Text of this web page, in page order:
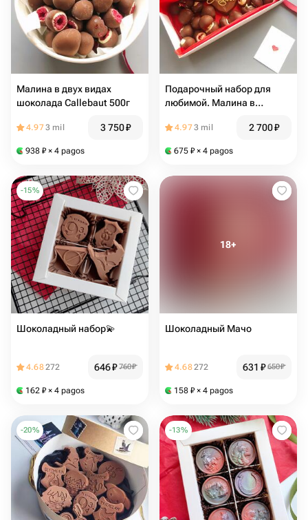
Малина в двух видах
шоколада Callebaut 500г
4.973 mil 3 750₽
938 ₽ × 4 pagos
Подарочный набор для
любимой. Малина в
дубайским шоколадом
4.973 mil 2 700₽
675 ₽ × 4 pagos
-15%
Шоколадный набор💫
4.68272 646₽ 760₽
162 ₽ × 4 pagos
Шоколадный Мачо
4.68272 631 ₽ 650₽
158 ₽ × 4 pagos
-20% -13%